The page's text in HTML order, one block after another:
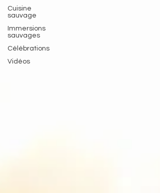
Cuisine
sauvage
Immersions
sauvages
Célébrations
Vidéos